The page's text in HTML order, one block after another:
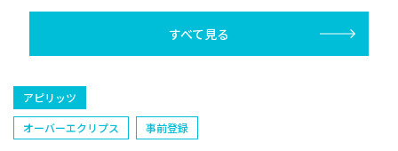
すべて見る
アピリッツ
オーバーエクリプス
事前登録